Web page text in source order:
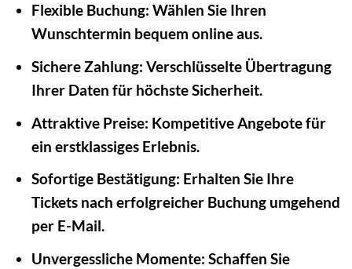
Flexible Buchung: Wählen Sie Ihren
Wunschtermin bequem online aus.
Sichere Zahlung: Verschlüsselte Übertragung
Ihrer Daten für höchste Sicherheit.
Attraktive Preise: Kompetitive Angebote für
ein erstklassiges Erlebnis.
Sofortige Bestätigung: Erhalten Sie Ihre
Tickets nach erfolgreicher Buchung umgehend
per E-Mail.
Unvergessliche Momente: Schaffen Sie